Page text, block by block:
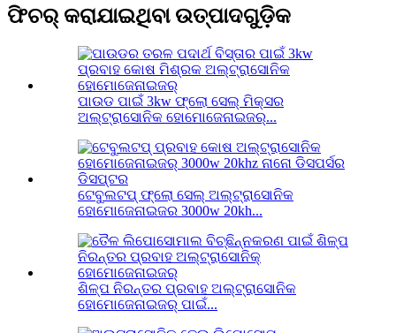
ଫିଚର୍ କରାଯାଇଥିବା ଉତ୍ପାଦଗୁଡ଼ିକ
ପାଉଡ ପାଇଁ 3kw ଫ୍ଲୋ ସେଲ୍ ମିକ୍ସର
ଅଲ୍ଟ୍ରାସୋନିକ ହୋମୋଜେନାଇଜର୍...
ଟେବୁଲଟପ୍ ଫ୍ଲୋ ସେଲ୍ ଅଲ୍ଟ୍ରାସୋନିକ
ହୋମୋଜେନାଇଜର 3000w 20kh...
ଶିଳ୍ପ ନିରନ୍ତର ପ୍ରବାହ ଅଲ୍ଟ୍ରାସୋନିକ
ହୋମୋଜେନାଇଜର୍ ପାଇଁ...